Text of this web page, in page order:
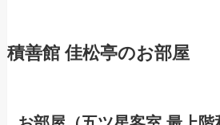
積善館 佳松亭のお部屋